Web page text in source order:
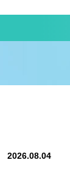
2026.08.04